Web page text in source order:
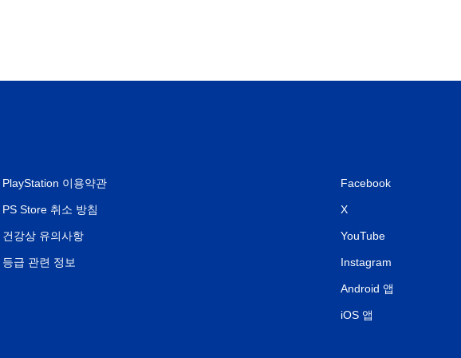
PlayStation 이용약관
PS Store 취소 방침
건강상 유의사항
등급 관련 정보
Facebook
X
YouTube
Instagram
Android 앱
iOS 앱